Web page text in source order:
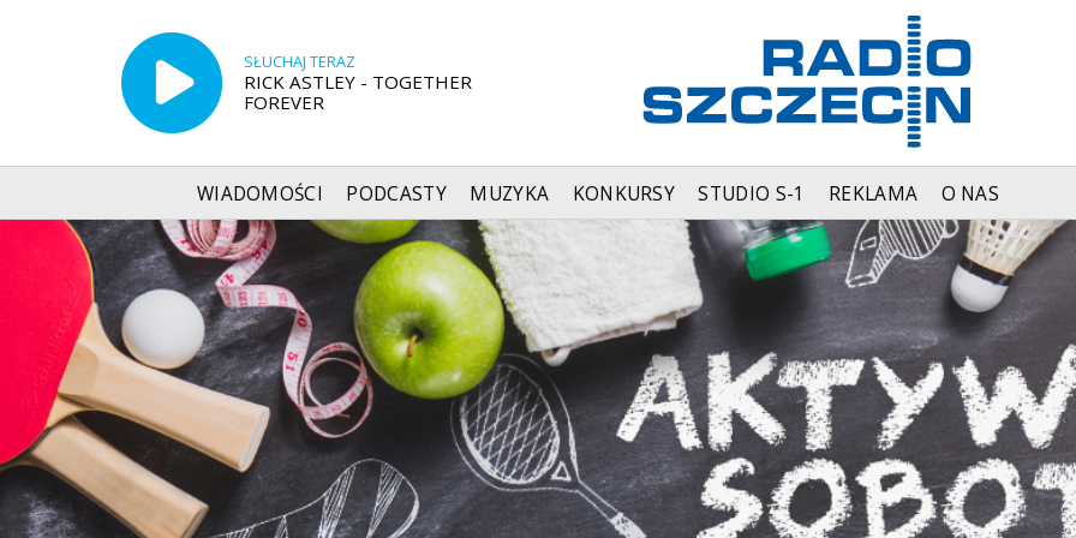
SŁUCHAJ TERAZ
RICK ASTLEY - TOGETHER
FOREVER
WIADOMOŚCI PODCASTY MUZYKA KONKURSY STUDIO S-1 REKLAMA O NAS